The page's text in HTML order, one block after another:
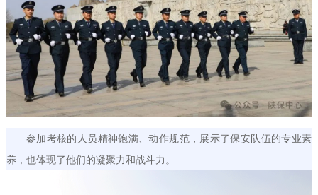
参加考核的人员精神饱满、动作规范，展示了保安队伍的专业素
养，也体现了他们的凝聚力和战斗力。